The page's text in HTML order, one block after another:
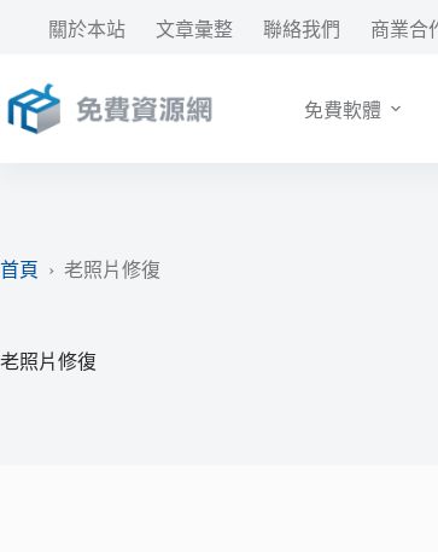
要
內
關於本站 文章彙整 聯絡我們 商業合
免費軟體
首頁 › 老照片修復
老照片修復